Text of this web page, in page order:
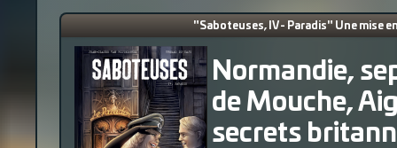
"Saboteuses, IV - Paradis" Une mise
Normandie,
de Mouche,
secrets